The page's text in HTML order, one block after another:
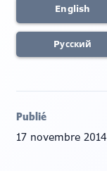
English
Pусский
Publié
17 novembre 2014